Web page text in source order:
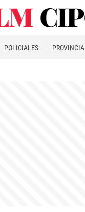
POLICIALES PROVINCIA